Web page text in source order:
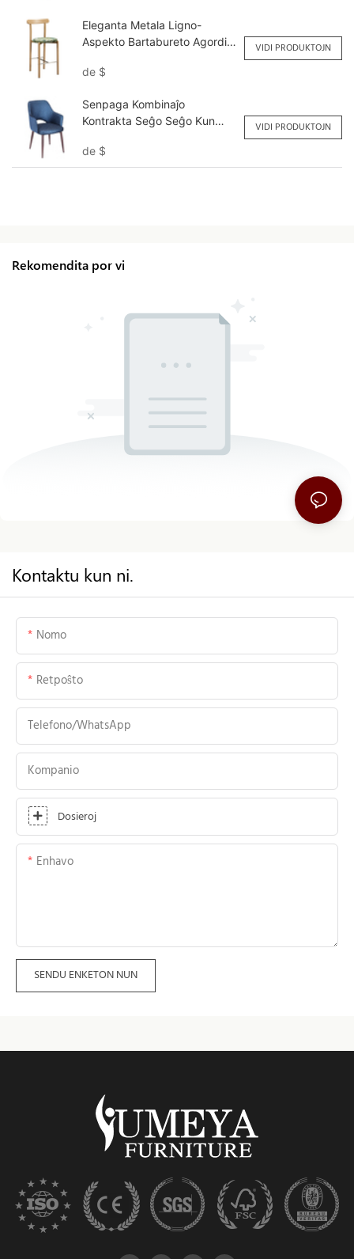
Eleganta Metala Ligno-
Aspekto Bartabureto Agordita
de $
VIDI PRODUKTOJN
Senpaga Kombinaĵo
Kontrakta Seĝo Seĝo Kun
de $
VIDI PRODUKTOJN
Rekomendita por vi
Kontaktu kun ni.
Nomo
Retpoŝto
Telefono/WhatsApp
Kompanio
Dosieroj
Enhavo
SENDU ENKETON NUN